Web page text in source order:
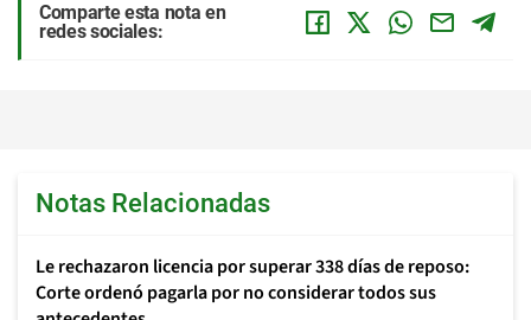
Comparte esta nota en
redes sociales:
Notas Relacionadas
Le rechazaron licencia por superar 338 días de reposo:
Corte ordenó pagarla por no considerar todos sus